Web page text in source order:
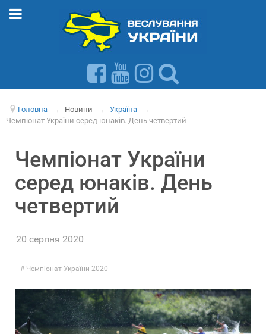
Головна → Новини → Україна
→
Чемпіонат України серед юнаків. День четвертий
Чемпіонат України
серед юнаків. День
четвертий
20 серпня 2020
Чемпіонат України-2020